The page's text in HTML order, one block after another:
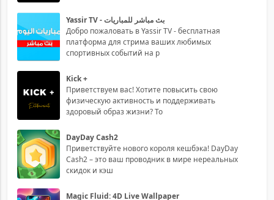
Yassir TV - بث مباشر للمباريات
Добро пожаловать в Yassir TV - бесплатная
платформа для стрима ваших любимых
спортивных событий на р
Kick +
Приветствуем вас! Хотите повысить свою
физическую активность и поддерживать
здоровый образ жизни? То
DayDay Cash2
Приветствуйте нового короля кешбэка! DayDay
Cash2 – это ваш проводник в мире нереальных
скидок и кэш
Magic Fluid: 4D Live Wallpaper